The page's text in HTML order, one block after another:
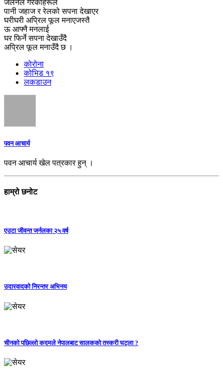
जेलनेल गरेकाहरूले
पानी जहाज र रेलको सपना देखाएर
घरीघरी अप्रिल फूल मनाएजस्तै
ऊ आफ्नै मनलाई
घर फिर्ने सपना देखाउँदै
अप्रिल फूल मनाउँदै छ ।
कोरोना
कोभिड १९
लकडाउन
पवन आचार्य
पवन आचार्य खेल पत्रकार हुन् ।
हाम्रो छनोट
एउटा जीवन्त जर्नलका २५ वर्ष
उदारवादको निरन्तर अभिनय
चीनको पछिल्लो कदमले नेपालबाट सालकको तस्करी घट्ला ?